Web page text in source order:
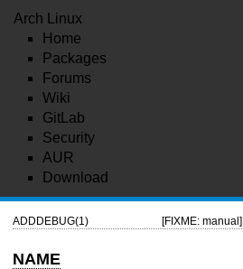
Arch Linux
Home
Packages
Forums
Wiki
GitLab
Security
AUR
Download
ADDDEBUG(1) [FIXME: manual]
NAME